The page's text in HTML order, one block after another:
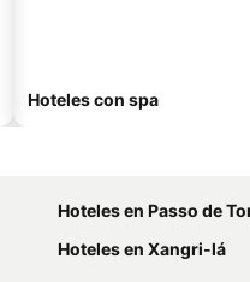
Hoteles con spa
Hoteles en Passo de
Hoteles en Xangri-lá